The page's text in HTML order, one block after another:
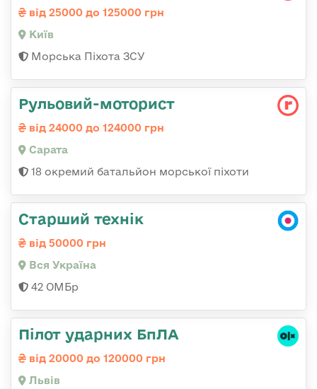
від 25000 до 125000 грн
Київ
Морська Піхота ЗСУ
Рульовий-моторист
від 24000 до 124000 грн
Сарата
18 окремий батальйон морської піхоти
Старший технік
від 50000 грн
Вся Україна
42 ОМБр
Пілот ударних БпЛА
від 20000 до 120000 грн
Львів